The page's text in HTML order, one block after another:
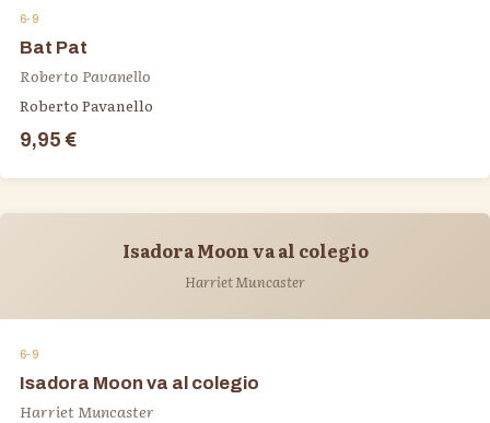
6-9
Bat Pat
Roberto Pavanello
Roberto Pavanello
9,95 €
Isadora Moon va al colegio
Harriet Muncaster
6-9
Isadora Moon va al colegio
Harriet Muncaster